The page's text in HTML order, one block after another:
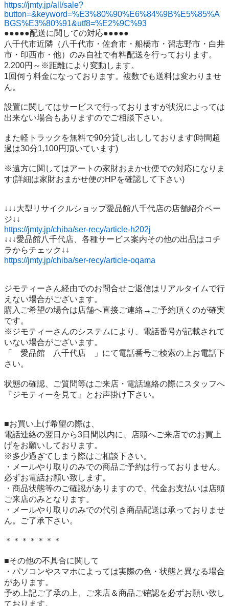
https://jmty.jp/all/sale?
button=&keyword=%E3%80%90%E6%84%9B%E5%85%A
BGS%E3%80%91&utf8=%E2%9C%93
●●●●●配送に関しての対応●●●●●
八千代市近隣（八千代市・佐倉市・船橋市・習志野市・白井
市・印西市・他）のみ自社で有料配送を行っております。
2,200円～※距離により変動します。
1回伺う料金になっております。複数でも送料は変わりませ
ん。
設置に関してはサービスで行っておりますが状況によっては
出来ない場合もありますのでご相談下さい。
また軽トラックを無料で90分貸し出ししております(時間超
過は30分1,100円頂いています)
※遠方に関してはアートの家財おまかせ便での対応になりま
す(詳細は家財おまかせ便のHPを確認して下さい)
↓↓↓大型リサイクルショップ愛品館八千代店の店舗紹介ペー
https://jmty.jp/chiba/ser-recy/article-h202j
↓↓↓愛品館八千代店、各種サービス案内その他の出品はコチ
https://jmty.jp/chiba/ser-recy/article-oqama
ジモティーさん経由でのお問合せご返信はリアルタイムで行
えない場合がございます。
購入ご希望の場合は店舗へ直接ご連絡→ご予約頂くのが確実
です。
※ジモティーさんのシステムにより、電話番号が記載されて
いない場合がございます。
「　愛品館　八千代店　」にて電話番号ご検索の上お電話下
さい。
状態の確認、ご質問等はご来店・電話連絡の際にスタッフへ
『ジモティーを見て』とお声掛け下さい。
■お買い上げ希望の際は、
電話連絡の翌日から3日間以内に、店頭へご来店でのお買上
げをお願いしております。
※多少過ぎてしまう際はご相談下さい。
・メールやり取りのみでの商品ご予約は行っておりません。
必ずお電話お願い致します。
・商品状態等のご確認がありますので、代金お支払いは店頭
ご来店のみとなります。
・メールやり取りのみでの代引き商品配送は承っておりませ
ん。ご了承下さい。
＊＊＊＊＊＊＊
■その他の不具合に関して
・パソコンやスマホによっては実際の色・状態と異なる場合
があります。
予め上記ご了承の上、ご来店＆商品ご確認を必ずお願い致し
ております。